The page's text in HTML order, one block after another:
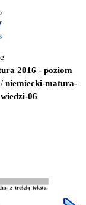
2016 - poziom
/ niemiecki-matura-
06